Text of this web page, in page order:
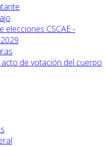
elecciones CSCAE -
de votación del cuerpo